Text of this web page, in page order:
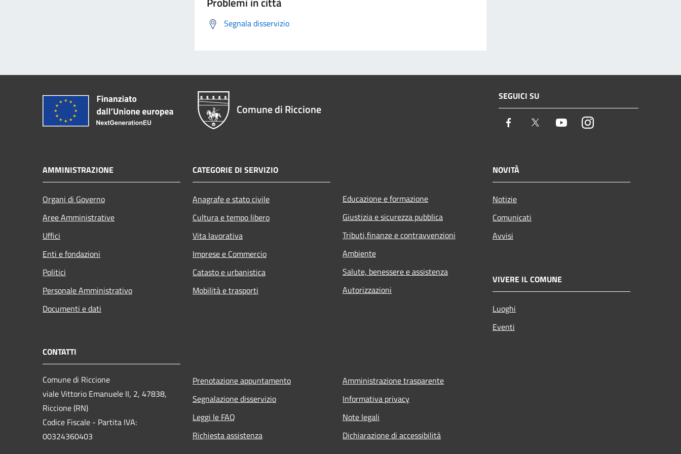
Segnala disservizio
Comune di Riccione
SEGUICI SU
Facebook Twitter YoutubeInstagram
AMMINISTRAZIONE
Organi di Governo
Aree Amministrative
Uffici
Enti e fondazioni
Politici
Personale Amministrativo
Documenti e dati
CATEGORIE DI SERVIZIO
Anagrafe e stato civile
Cultura e tempo libero
Vita lavorativa
Imprese e Commercio
Catasto e urbanistica
Mobilità e trasporti
Educazione e formazione
Giustizia e sicurezza pubblica
Tributi,finanze e contravvenzioni
Ambiente
Salute, benessere e assistenza
Autorizzazioni
NOVITÀ
Notizie
Comunicati
Avvisi
VIVERE IL COMUNE
Luoghi
Eventi
CONTATTI
Comune di Riccione
viale Vittorio Emanuele II, 2, 47838,
Riccione (RN)
Codice Fiscale - Partita IVA:
00324360403
Prenotazione appuntamento
Segnalazione disservizio
Leggi le FAQ
Richiesta assistenza
Amministrazione trasparente
Informativa privacy
Note legali
Dichiarazione di accessibilità